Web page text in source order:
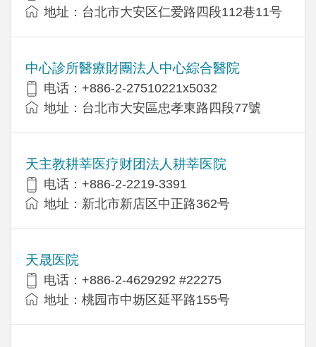
地址：台北市大安区仁爱路四段112巷11号
中心診所醫療財團法人中心綜合醫院
电话：+886-2-27510221x5032
地址：台北市大安區忠孝東路四段77號
天主教耕莘医疗财团法人耕莘医院
电话：+886-2-2219-3391
地址：新北市新店区中正路362号
天晟医院
电话：+886-2-4629292 #22275
地址：桃园市中坜区延平路155号